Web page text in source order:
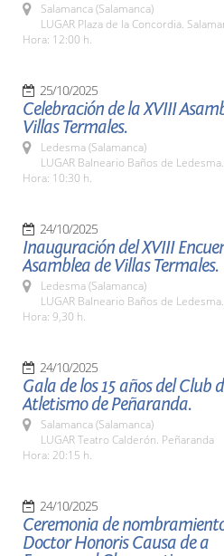
Salamanca (Salamanca)
LUGAR Plaza de la Concordia.
Hora: 12:00 h.
25/10/2025
Celebración de la XVIII
Villas Termales.
Ledesma (Salamanca)
LUGAR Balneario Baños de Ledesma.
Hora: 10:30 h.
24/10/2025
Inauguración del XVIII
Asamblea de Villas Termales.
Ledesma (Salamanca)
LUGAR Balneario Baños de Ledesma.
Hora: 9,30 h.
24/10/2025
Gala de los 15 años del Club
Atletismo de Peñaranda.
Salamanca (Salamanca)
LUGAR Teatro Calderón. Peñaranda
Hora: 20:15 h.
24/10/2025
Ceremonia de
Doctor Honoris Causa de a